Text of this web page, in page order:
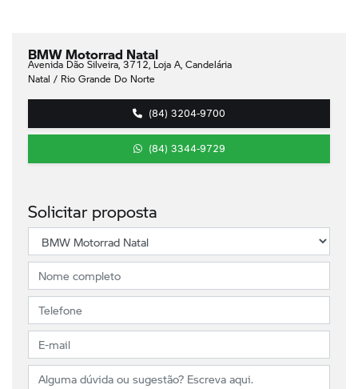
BMW Motorrad Natal
Avenida Dão Silveira, 3712, Loja A, Candelária
Natal / Rio Grande Do Norte
(84) 3204-9700
(84) 3344-9729
Solicitar proposta